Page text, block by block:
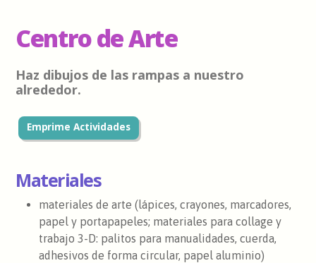
Centro de Arte
Haz dibujos de las rampas a nuestro
alrededor.
Emprime Actividades
Materiales
materiales de arte (lápices, crayones, marcadores,
papel y portapapeles; materiales para collage y
trabajo 3-D: palitos para manualidades, cuerda,
adhesivos de forma circular, papel aluminio)